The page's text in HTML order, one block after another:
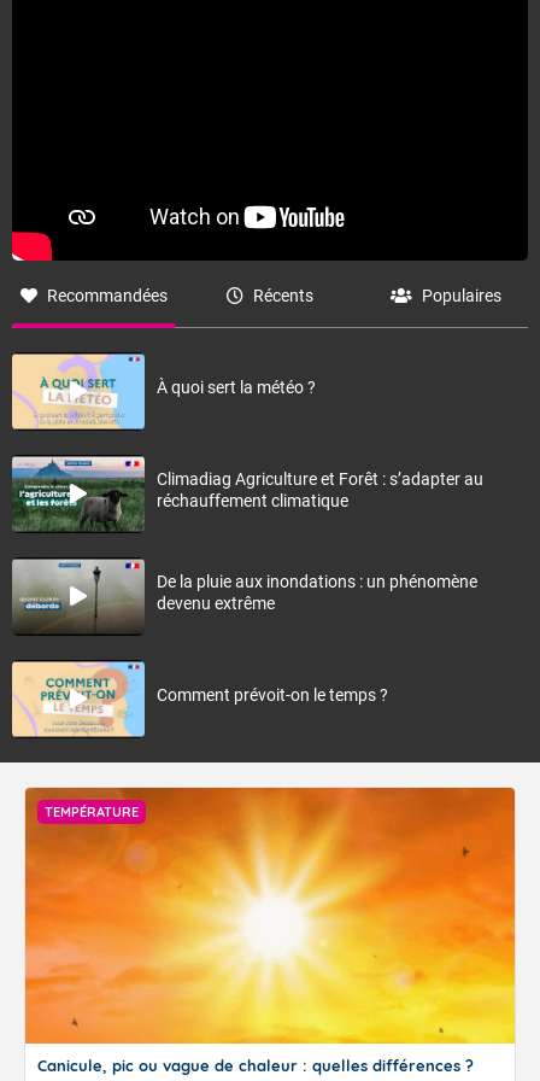
Recommandées Récents Populaires
À quoi sert la météo ?
Climadiag Agriculture et Forêt : s’adapter au
réchauffement climatique
De la pluie aux inondations : un phénomène
devenu extrême
Comment prévoit-on le temps ?
TEMPÉRATURE
Canicule, pic ou vague de chaleur : quelles différences ?